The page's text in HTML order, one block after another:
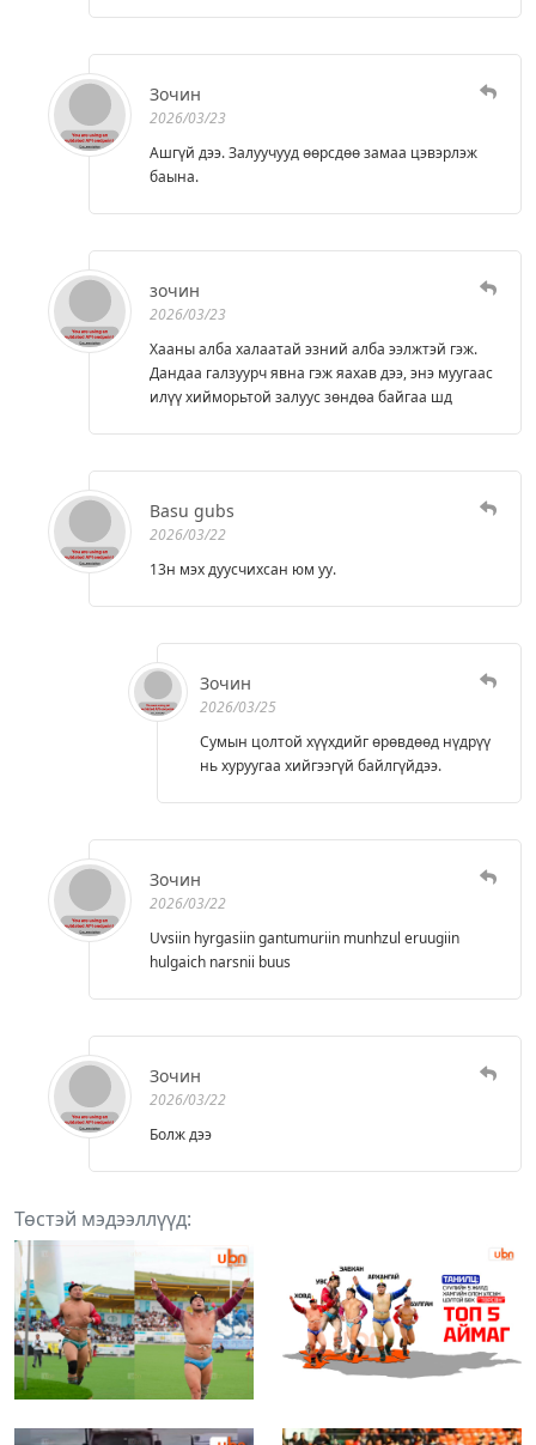
Зочин
2026/03/23
Ашгүй дээ. Залуучууд өөрсдөө замаа цэвэрлэж
баына.
зочин
2026/03/23
Хааны алба халаатай эзний алба ээлжтэй гэж.
Дандаа галзуурч явна гэж яахав дээ, энэ муугаас
илүү хийморьтой залуус зөндөа байгаа шд
Basu gubs
2026/03/22
13н мэх дуусчихсан юм уу.
Зочин
2026/03/25
Сумын цолтой хүүхдийг өрөвдөөд нүдрүү
нь хуруугаа хийгээгүй байлгүйдээ.
Зочин
2026/03/22
Uvsiin hyrgasiin gantumuriin munhzul eruugiin
hulgaich narsnii buus
Зочин
2026/03/22
Болж дээ
Төстэй мэдээллүүд: